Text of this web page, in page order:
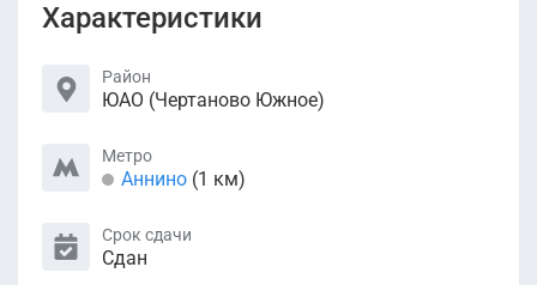
Характеристики
Район
ЮАО (Чертаново Южное)
Метро
Аннино (1 км)
Срок сдачи
Сдан